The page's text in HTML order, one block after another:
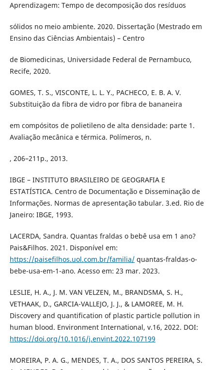
Aprendizagem: Tempo de decomposição dos resíduos
sólidos no meio ambiente. 2020. Dissertação (Mestrado em
Ensino das Ciências Ambientais) – Centro
de Biomedicinas, Universidade Federal de Pernambuco,
Recife, 2020.
GOMES, T. S., VISCONTE, L. L. Y., PACHECO, E. B. A. V.
Substituição da fibra de vidro por fibra de bananeira
em compósitos de polietileno de alta densidade: parte 1.
Avaliação mecânica e térmica. Polímeros, n.
, 206–211p., 2013.
IBGE – INSTITUTO BRASILEIRO DE GEOGRAFIA E
ESTATÍSTICA. Centro de Documentação e Disseminação de
Informações. Normas de apresentação tabular. 3.ed. Rio de
Janeiro: IBGE, 1993.
LACERDA, Sandra. Quantas fraldas o bebê usa em 1 ano?
Pais&Filhos. 2021. Disponível em:
https://paisefilhos.uol.com.br/familia/quantas-fraldas-o-
bebe-usa-em-1-ano. Acesso em: 23 mar. 2023.
LESLIE, H. A., J. M. VAN VELZEN, M., BRANDSMA, S. H.,
VETHAAK, D., GARCIA-VALLEJO, J. J., & LAMOREE, M. H.
Discovery and quantification of plastic particle pollution in
human blood. Environment International, v.16, 2022. DOI:
https://doi.org/10.1016/j.envint.2022.107199
MOREIRA, P. A. G., MENDES, T. A., DOS SANTOS PEREIRA, S.